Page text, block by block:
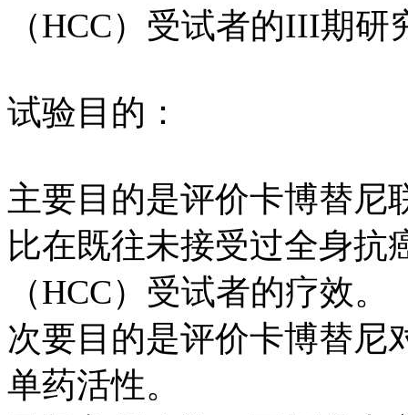
（HCC）受试者的III期研
试验目的：
主要目的是评价卡博替尼
比在既往未接受过全身抗
（HCC）受试者的疗效。
次要目的是评价卡博替尼
单药活性。